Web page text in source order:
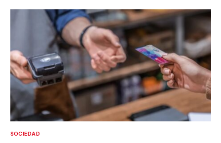
SOCIEDAD